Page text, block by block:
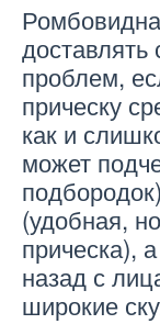
доставлять
проблем,
прическу
как и
может
(удобная,
прическа),
назад с
широкие